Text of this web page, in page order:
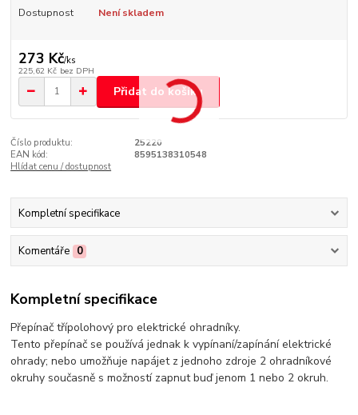
Dostupnost Není skladem
273 Kč/ks
225,62 Kč bez DPH
Přidat do košíku
Číslo produktu:
25220
EAN kód:
8595138310548
Hlídat cenu / dostupnost
Kompletní specifikace
Komentáře 0
Kompletní specifikace
Přepínač třípolohový pro elektrické ohradníky.
Tento přepínač se používá jednak k vypínaní/zapínání elektrické
ohrady; nebo umožňuje napájet z jednoho zdroje 2 ohradníkové
okruhy současně s možností zapnut buď jenom 1 nebo 2 okruh.